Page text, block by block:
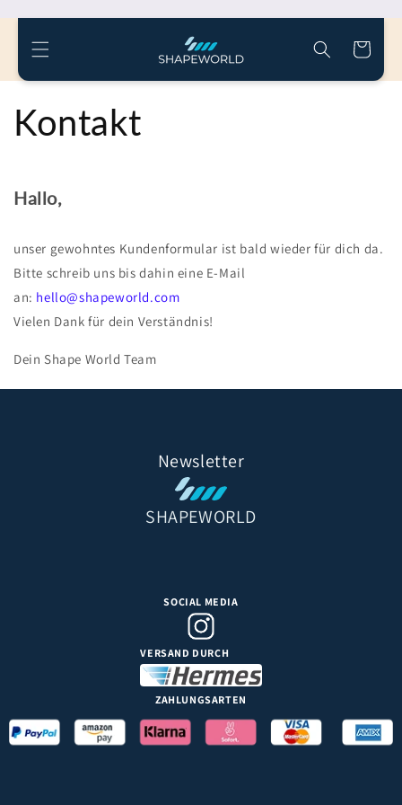
to the
cart
Kontakt
Hallo,
unser gewohntes Kundenformular ist bald wieder für dich da.
Bitte schreib uns bis dahin eine E-Mail
an: hello@shapeworld.com
Vielen Dank für dein Verständnis!
Dein Shape World Team
Newsletter
SHAPEWORLD
SOCIAL MEDIA
VERSAND DURCH
ZAHLUNGSARTEN